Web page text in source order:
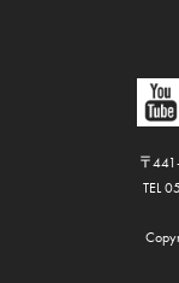
〒
TEL